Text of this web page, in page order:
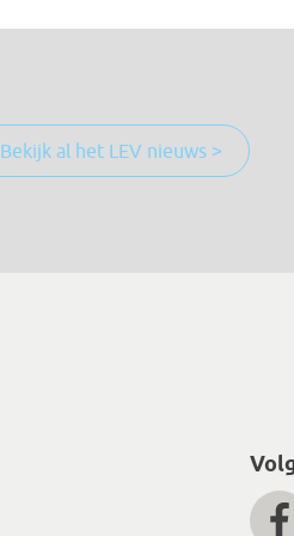
Bekijk al het LEV nieuws >